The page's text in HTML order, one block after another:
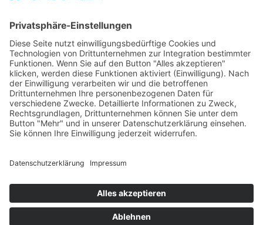
Wohnen und Ankommen in
Nürnberg
Die Stadt bietet für Studierende vielfältige
Wohnmöglichkeiten – von WG-Zimmern über
Apartments bis hin zu Wohnheimen.
Öffentliche Verkehrsmittel, Fahrradwege und